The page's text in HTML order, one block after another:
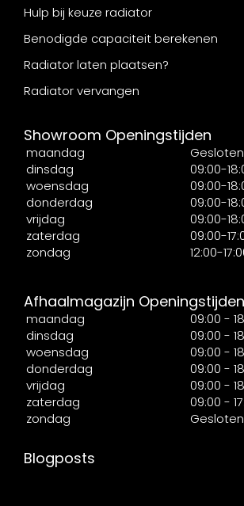
Hulp bij keuze radiator
Benodigde capaciteit berekenen
Radiator laten plaatsen?
Radiator vervangen
Showroom Openingstijden
maandag
Gesloten
dinsdag
09:00-
woensdag
09:00-
donderdag
09:00-
vrijdag
09:00-
zaterdag
09:00-
zondag
12:00-
Afhaalmagazijn Openingstijden
maandag
09:00 -
dinsdag
09:00 -
woensdag
09:00 -
donderdag
09:00 -
vrijdag
09:00 -
zaterdag
09:00 -
zondag
Gesloten
Blogposts